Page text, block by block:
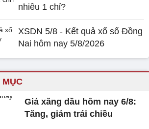
nhiêu 1 chỉ?
XSDN 5/8 - Kết quả xổ số Đồng
Nai hôm nay 5/8/2026
MỤC
Giá xăng dầu hôm nay 6/8:
Tăng, giảm trái chiều